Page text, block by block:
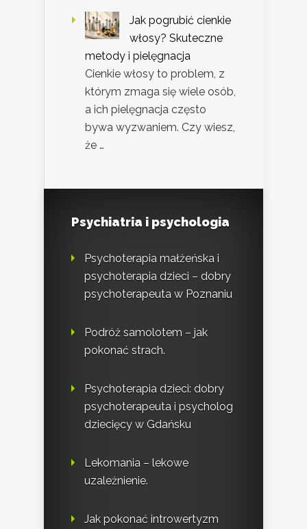
Jak pogrubić cienkie
włosy? Skuteczne
metody i pielęgnacja
Cienkie włosy to problem, z
którym zmaga się wiele osób,
a ich pielęgnacja często
bywa wyzwaniem. Czy wiesz,
że …
Psychiatria i psychologia
Psychoterapia małżeńska i
psychoterapia dzieci – dobry
psychoterapeuta w Poznaniu
Podróż samolotem – jak
pokonać strach.
Psychoterapia dzieci: dobry
psychoterapeuta i psycholog
dziecięcy w Gdańsku
Lekomania – lekowe
uzależnienie.
Jak pokonać introwertyzm